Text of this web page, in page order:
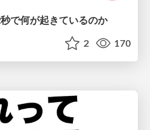
で何が起きているのか
2 170